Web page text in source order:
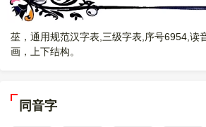
莝，通用规范汉字表,三级字表,序号6954,读
画，上下结构。
同音字